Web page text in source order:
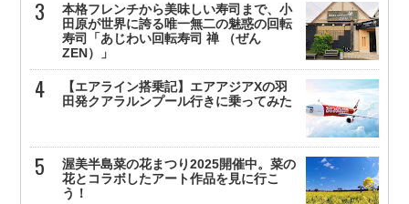
本格フレンチから美味しい寿司まで、小
田原が世界に誇る唯一無二の魅惑の回転
寿司「あじわい回転寿司 禅 （ぜん
ZEN）」
【エアライン搭乗記】エアアジアXの羽
田発クアラルンプール行きに乗ってみた
渥美半島菜の花まつり2025開催中。菜の
花とコラボしたアート作品を見に行こ
う！